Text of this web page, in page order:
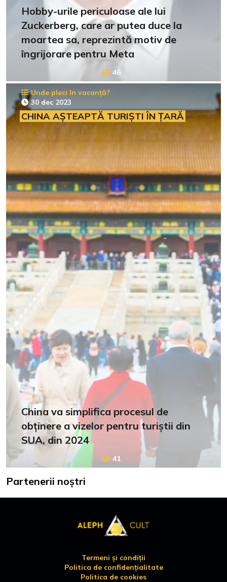
Hobby-urile periculoase ale lui
Zuckerberg, care ar putea duce la
moartea sa, reprezintă motiv de
îngrijorare pentru Meta
46
Unde pleci în vacanță?
30 dec 2023
CHINA AȘTEAPTĂ TURIȘTI ÎN ȚARĂ
China va simplifica procesul de
obținere a vizelor pentru turiștii din
SUA, din 2024
41
Partenerii noștri
Termeni și condiții
Politica de confidențialitate
Politica de cookies